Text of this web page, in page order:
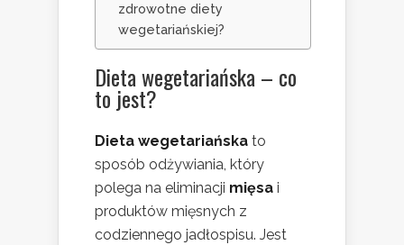
zdrowotne diety
wegetariańskiej?
Dieta wegetariańska – co
to jest?
Dieta wegetariańska to
sposób odżywiania, który
polega na eliminacji mięsa i
produktów mięsnych z
codziennego jadłospisu. Jest